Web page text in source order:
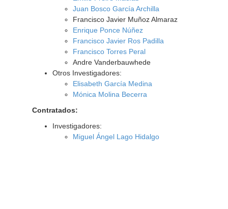
Juan Bosco García Archilla
Francisco Javier Muñoz Almaraz
Enrique Ponce Núñez
Francisco Javier Ros Padilla
Francisco Torres Peral
Andre Vanderbauwhede
Otros Investigadores:
Elisabeth García Medina
Mónica Molina Becerra
Contratados:
Investigadores:
Miguel Ángel Lago Hidalgo